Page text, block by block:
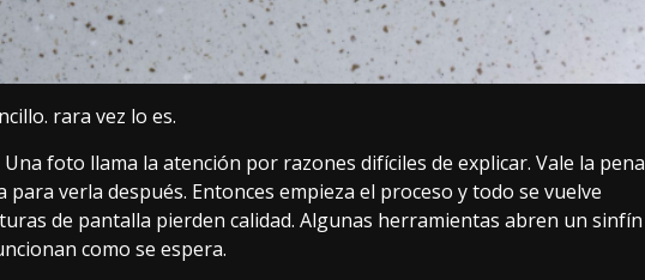
rara vez lo es.
foto llama la atención por razones difíciles de explicar. Vale la pena
verla después. Entonces empieza el proceso y todo se vuelve
de pantalla pierden calidad. Algunas herramientas abren un sinfín
como se espera.